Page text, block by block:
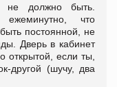
не должно быть.
ежеминутно, что
постоянной, не
Дверь в кабинет
открытой, если ты,
другой (шучу, два